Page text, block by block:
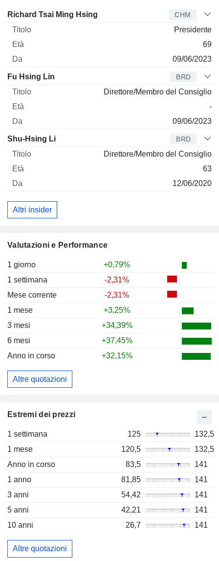
Valutazioni e Performance
1 giorno
+0,79%
1 settimana
-2,31%
Mese corrente
-2,31%
1 mese
+3,25%
3 mesi
+34,39%
6 mesi
+37,45%
Anno in corso
+32,15%
Altre quotazioni
Estremi dei prezzi
1 settimana 125
132,5
1 mese
120,5
132,5
Anno in corso
83,5
141
1 anno
81,85
141
3 anni
54,42
141
5 anni
42,21
141
10 anni
26,7 141
Altre quotazioni
Amministratore Titolo Età
Richard Tsai Ming Hsing CHM
Presidente
69
09/06/2023
Fu Hsing Lin BRD
Direttore/Membro del Consiglio
-
09/06/2023
Shu-Hsing Li BRD
Direttore/Membro del Consiglio
63
12/06/2020
Altri insider